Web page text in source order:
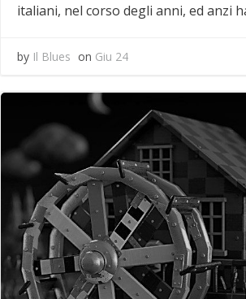
italiani, nel corso degli anni, ed anzi
by Il Blues on Giu 24